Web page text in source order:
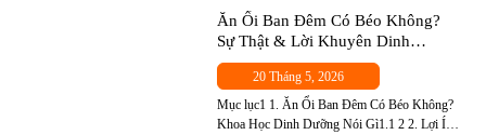
Nên Thay Revive Bằng BCAA Không?4 4. Ai
Nên […]
Ăn Ổi Ban Đêm Có Béo Không?
Sự Thật & Lời Khuyên Dinh
Dưỡng
20 Tháng 5, 2026
Mục lục1 1. Ăn Ổi Ban Đêm Có Béo Không?
Khoa Học Dinh Dưỡng Nói Gì1.1 2 2. Lợi Ích